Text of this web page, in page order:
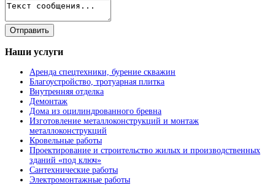
Наши услуги
Аренда спецтехники, бурение скважин
Благоустройство, тротуарная плитка
Внутренняя отделка
Демонтаж
Дома из оцилиндрованного бревна
Изготовление металлоконструкций и монтаж
металлоконструкций
Кровельные работы
Проектирование и строительство жилых и производственных
зданий «под ключ»
Сантехнические работы
Электромонтажные работы